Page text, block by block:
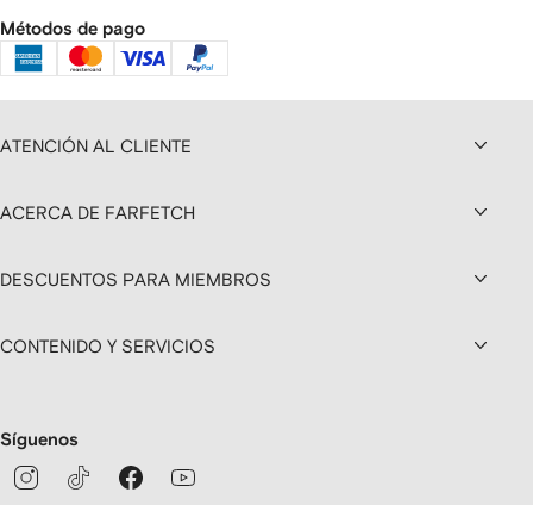
Métodos de pago
ATENCIÓN AL CLIENTE
ACERCA DE FARFETCH
DESCUENTOS PARA MIEMBROS
CONTENIDO Y SERVICIOS
Síguenos